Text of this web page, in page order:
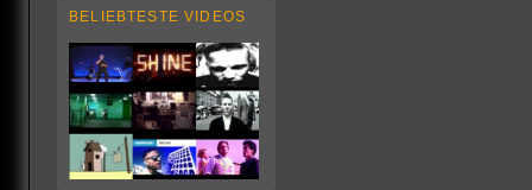
BELIEBTESTE VIDEOS